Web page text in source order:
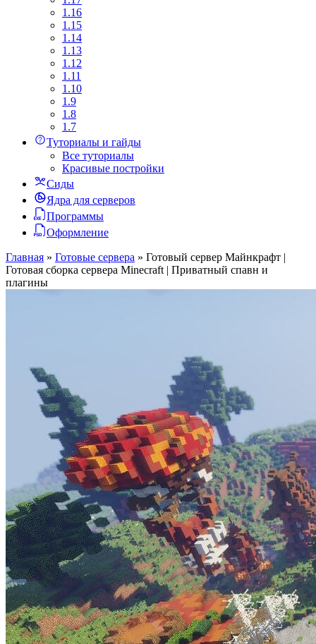
1.16
1.15
1.14
1.13
1.12
1.11
1.10
1.9
1.8
1.7
Туториалы и гайды
Все туториалы
Красивые постройки
Сиды
Ядра для серверов
Программы
Оформление
Главная » Готовые сервера » Готовый сервер Майнкрафт |
Готовая сборка сервера Minecraft | Приватный спавн и
плагины